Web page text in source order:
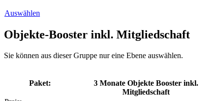
Auswählen
Objekte-Booster inkl. Mitgliedschaft
Sie können aus dieser Gruppe nur eine Ebene auswählen.
3 Monate Objekte Booster inkl.
Mitgliedschaft